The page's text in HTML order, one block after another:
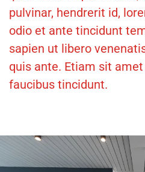
pulvinar, hendrerit id,
odio et ante tincidunt
sapien ut libero
quis ante. Etiam sit
faucibus tincidunt.